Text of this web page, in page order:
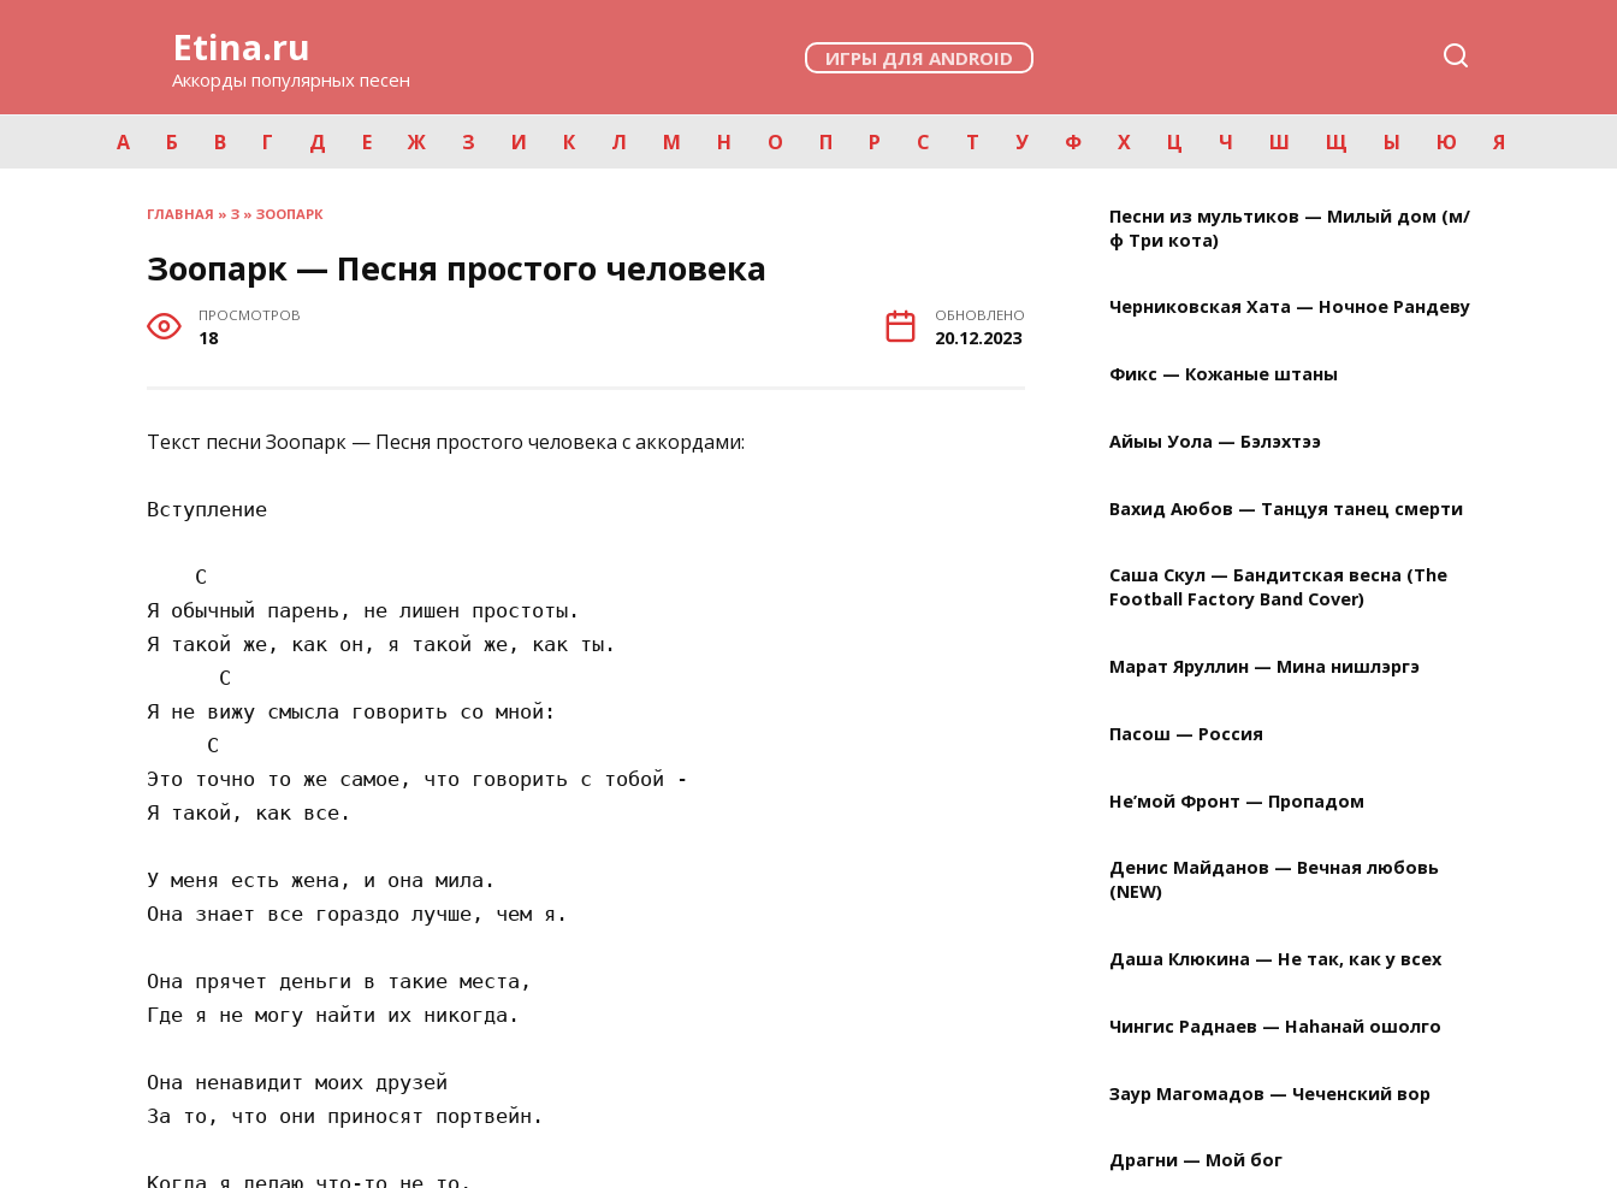
Etina.ru
Аккорды популярных песен
ИГРЫ ДЛЯ ANDROID
А Б В Г Д Е Ж З И К Л М Н О П Р С Т У Ф Х Ц Ч Ш Щ Ы Ю Я
ГЛАВНАЯ » З » ЗООПАРК
Зоопарк — Песня простого человека
ПРОСМОТРОВ
18
ОБНОВЛЕНО
20.12.2023
Текст песни Зоопарк — Песня простого человека с аккордами:
Вступление
    C
Я обычный парень, не лишен простоты.
Я такой же, как он, я такой же, как ты.
      C
Я не вижу смысла говорить со мной:
     C
Это точно то же самое, что говорить с тобой -
Я такой, как все.
У меня есть жена, и она мила.
Она знает все гораздо лучше, чем я.
Она прячет деньги в такие места,
Где я не могу найти их никогда.
Она ненавидит моих друзей
За то, что они приносят портвейн.
Когда я делаю что-то не то,
Песни из мультиков — Милый дом (м/
ф Три кота)
Черниковская Хата — Ночное Рандеву
Фикс — Кожаные штаны
Айыы Уола — Бэлэхтээ
Вахид Аюбов — Танцуя танец смерти
Саша Скул — Бандитская весна (The
Football Factory Band Cover)
Марат Яруллин — Мина нишлэргэ
Пасош — Россия
Не’мой Фронт — Пропадом
Денис Майданов — Вечная любовь
(NEW)
Даша Клюкина — Не так, как у всех
Чингис Раднаев — Наhанай ошолго
Заур Магомадов — Чеченский вор
Драгни — Мой бог